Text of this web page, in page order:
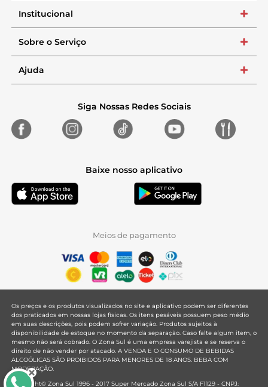
Institucional +
Sobre o Serviço +
Ajuda +
Siga Nossas Redes Sociais
Baixe nosso aplicativo
Meios de pagamento
Os preços e os produtos visualizados no site e aplicativo podem ser diferentes
dos praticados em nossas lojas físicas. Os itens pesáveis possuem peso médio
em suas descrições, pois podem sofrer variação. Produtos sujeitos à
disponibilidade de estoque no momento da separação. Caso falte algum item, o
mesmo não será cobrado. O Zona Sul é uma empresa varejista e se reserva o
direito de não vender por atacado. A VENDA E O CONSUMO DE BEBIDAS
ALCOÓLICAS SÃO PROIBIDOS PARA MENORES DE 18 ANOS. BEBA COM
MODERAÇÃO.
Copyright© Zona Sul 1996 - 2017 Super Mercado Zona Sul S/A F1129 - CNPJ: